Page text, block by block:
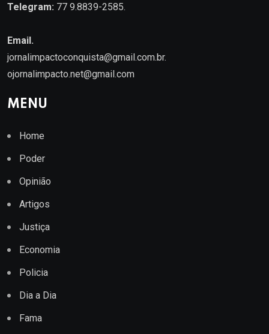
Telegram: 77 9.8839-2585.
Email.
jornalimpactoconquista@gmail.com.br.
ojornalimpacto.net@gmail.com
MENU
Home
Poder
Opinião
Artigos
Justiça
Economia
Policia
Dia a Dia
Fama